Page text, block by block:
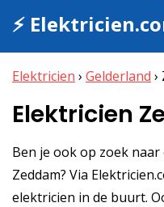
⚡
Elektricien › Gelderland ›
Elektricien
Ben je ook op zoek
Zeddam? Via
elektricien in de buurt.